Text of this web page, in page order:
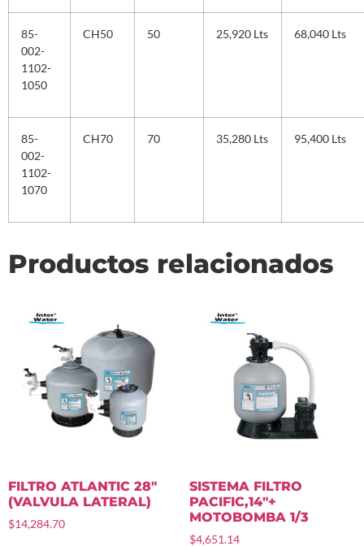
85-
002-
1102-
1050
CH50 50 25,920 Lts 68,040 Lts
85-
002-
1102-
1070
CH70 70 35,280 Lts 95,400 Lts
Productos relacionados
FILTRO ATLANTIC 28″
(VALVULA LATERAL)
$14,284.70
SISTEMA FILTRO
PACIFIC,14″+
MOTOBOMBA 1/3
$4,651.14